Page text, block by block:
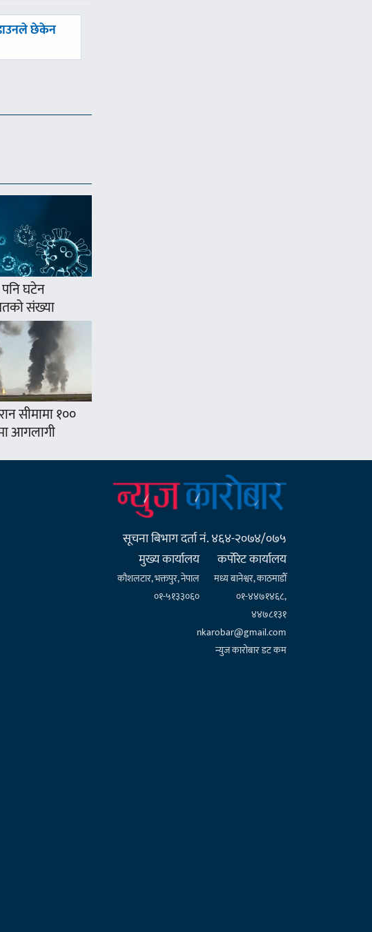
छेकेन
पनि घटेन
संख्या
सीमामा १००
आगलागी
सूचना बिभाग दर्ता नं. ४६४-२०७४/०७५
मुख्य कार्यालय
कौशलटार, भक्तपुर, नेपाल
०१-५१३३०६०
कर्पाेरेट कार्यालय
मध्य बानेश्वर, काठमाडौँ
०१-४४७१४६८,
४४७८१३१
nkarobar@gmail.com
न्युज कारोबार डट कम